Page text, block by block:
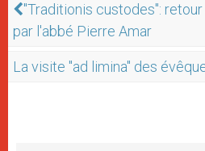
"Traditionis custodes":
par l'abbé Pierre Amar
La visite "ad limina" des